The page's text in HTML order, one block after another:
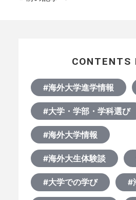
CONTENTS
#海外大学進学情報
#大学・学部・学科選び
#海外大学情報
#海外大生体験談
#大学での学び #